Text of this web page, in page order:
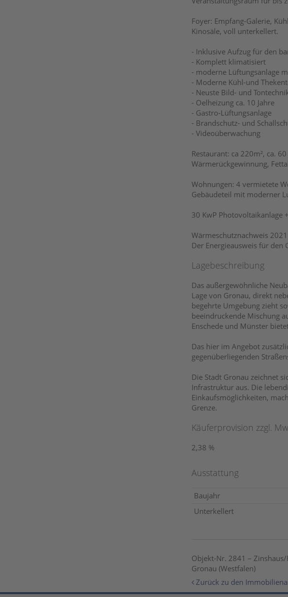
Foyer: Empfang-Galerie,
Kinosäle, voll unterkellert.
- Inklusive Aufzug für den
- Komplett klimatisiert
- moderne Lüftungsanlage
- Moderne Kühl-und
- Neuste Bild- und
- Oelheizung ca. 10 Jahre
- Gastro-Lüftungsanlage
- Brandschutz- und
- Videoüberwachung
Restaurant: ca 220m², ca.
Wärmerückgewinnung,
Wohnungen: 4 vermietete
Gebäudeteil mit moderner
30 KwP Photovoltaikanlage
Wärmeschutznachweis
Der Energieausweis für den
Lagebeschreibung
Das außergewöhnliche
Lage von Gronau, direkt
begehrte Umgebung zieht
beeindruckende Mischung
Enschede und Münster
Das hier im Angebot
gegenüberliegenden
Die Stadt Gronau zeichnet
Infrastruktur aus. Die
Einkaufsmöglichkeiten,
Grenze.
Käuferprovision zzgl.
2,38 %
Ausstattung
Baujahr
Unterkellert
Objekt-Nr. 2841 –
Gronau (Westfalen)
Zurück zu den